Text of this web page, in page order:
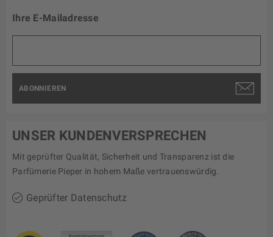
Ihre E-Mailadresse
ABONNIEREN
UNSER KUNDENVERSPRECHEN
Mit geprüfter Qualität, Sicherheit und Transparenz ist die
Parfümerie Pieper in hohem Maße vertrauenswürdig.
Geprüfter Datenschutz